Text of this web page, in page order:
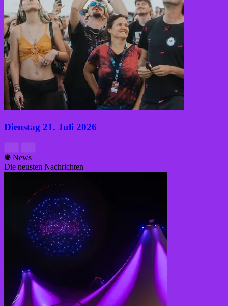
Dienstag 21. Juli 2026
✺ News
Die neusten Nachrichten